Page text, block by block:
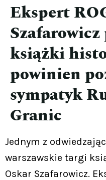
Ekspert
książki
powinien
sympatyk
Granic
Jednym z
warszawskie targi
Oskar Szafarowicz.